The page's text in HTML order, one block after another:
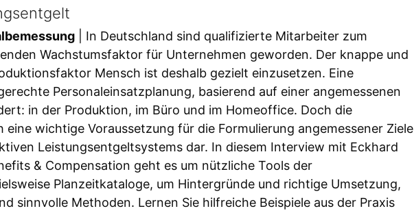
| In Deutschland sind qualifizierte Mitarbeiter zum
Wachstumsfaktor für Unternehmen geworden. Der knappe und
Mensch ist deshalb gezielt einzusetzen. Eine
Personaleinsatzplanung, basierend auf einer angemessenen
in der Produktion, im Büro und im Homeoffice. Doch die
eine wichtige Voraussetzung für die Formulierung angemessener Ziele
Leistungsentgeltsystems dar. In diesem Interview mit Eckhard
& Compensation geht es um nützliche Tools der
Planzeitkataloge, um Hintergründe und richtige Umsetzung,
sinnvolle Methoden. Lernen Sie hilfreiche Beispiele aus der Praxis